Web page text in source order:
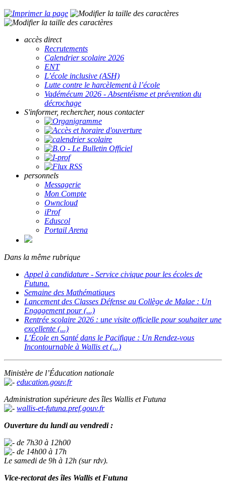
accès direct
Recrutements
Calendrier scolaire 2026
ENT
L’école inclusive (ASH)
Lutte contre le harcèlement à l’école
Vadémécum 2026 - Absentéisme et prévention du
décrochage
S'informer, rechercher, nous contacter
personnels
Messagerie
Mon Compte
Owncloud
iProf
Eduscol
Portail Arena
Dans la même rubrique
Appel à candidature - Service civique pour les écoles de
Futuna.
Semaine des Mathématiques
Lancement des Classes Défense au Collège de Malae : Un
Engagement pour (...)
Rentrée scolaire 2026 : une visite officielle pour souhaiter une
excellente (...)
L’École en Santé dans le Pacifique : Un Rendez-vous
Incontournable à Wallis et (...)
Ministère de l’Éducation nationale
education.gouv.fr
Administration supérieure des îles Wallis et Futuna
wallis-et-futuna.pref.gouv.fr
Ouverture du lundi au vendredi :
de 7h30 à 12h00
de 14h00 à 17h
Le samedi de 9h à 12h (sur rdv).
Vice-rectorat des îles Wallis et Futuna